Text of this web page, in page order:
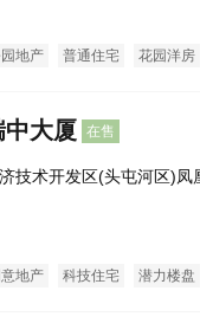
地产 普通住宅 花园洋房
中大厦 在售
技术开发区(头屯河区)凤
地产 科技住宅 潜力楼盘